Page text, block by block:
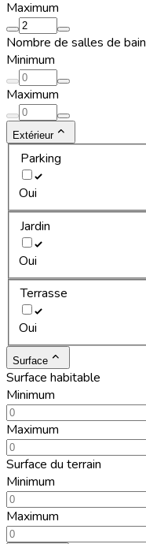
Maximum
Nombre de salles de bain
Minimum
Maximum
Extérieur
Parking
Oui
Jardin
Oui
Terrasse
Oui
Surface
Surface habitable
Minimum
Maximum
Surface du terrain
Minimum
Maximum